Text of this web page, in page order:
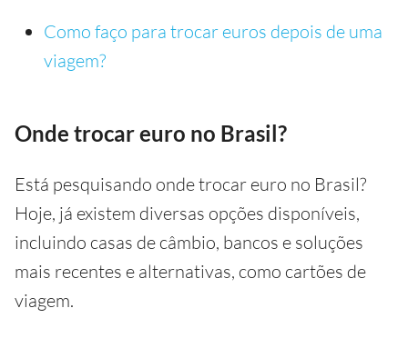
Como faço para trocar euros depois de uma
viagem?
Onde trocar euro no Brasil?
Está pesquisando onde trocar euro no Brasil?
Hoje, já existem diversas opções disponíveis,
incluindo casas de câmbio, bancos e soluções
mais recentes e alternativas, como cartões de
viagem.